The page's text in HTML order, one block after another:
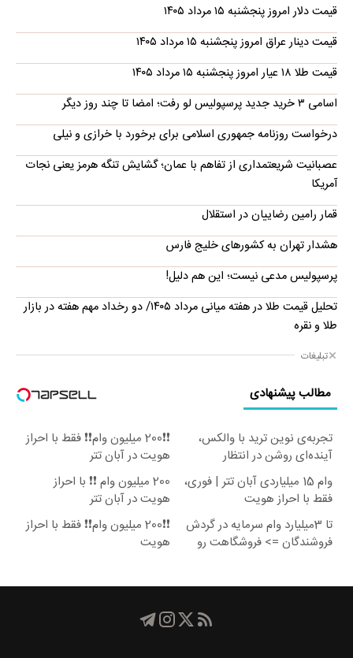
قیمت دلار امروز پنجشنبه ۱۵ مرداد ۱۴۰۵
قیمت دینار عراق امروز پنجشنبه ۱۵ مرداد ۱۴۰۵
قیمت طلا ۱۸ عیار امروز پنجشنبه ۱۵ مرداد ۱۴۰۵
اسامی ۳ خرید جدید پرسپولیس لو رفت؛ امضا تا چند روز دیگر
درخواست روزنامه جمهوری اسلامی برای برخورد با خرازی و نیلی
عصبانیت شریعتمداری از تفاهم با عمان؛ گشایش تنگه هرمز یعنی نجات
آمریکا
قمار رامین رضاییان در استقلال
هشدار تهران به کشورهای خلیج فارس
پرسپولیس مدعی نیست؛ این هم دلیل!
تحلیل قیمت طلا در هفته میانی مرداد ۱۴۰۵/ دو رخداد مهم هفته در بازار
طلا و نقره
تبلیغات
مطالب پیشنهادی
تجربه‌ی نوین ترید با والکس،
آینده‌ای روشن در انتظار
شماست
❗❗200 میلیون وام❗❗ فقط با احراز
هویت در آبان تتر
وام 15 میلیاردی آبان تتر | فوری،
فقط با احراز هویت
200 میلیون وام ❗❗ با احراز
هویت در آبان تتر
تا 3میلیارد وام سرمایه در گردش
فروشندگان => فروشگاهت رو
❗❗200 میلیون وام❗❗ فقط با احراز
هویت